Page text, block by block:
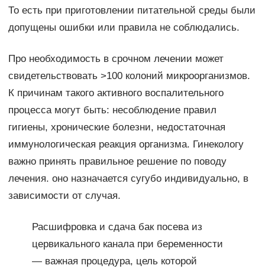
То есть при приготовлении питательной среды были
допущены ошибки или правила не соблюдались.
Про необходимость в срочном лечении может
свидетельствовать >100 колоний микроорганизмов.
К причинам такого активного воспалительного
процесса могут быть: несоблюдение правил
гигиены, хронические болезни, недостаточная
иммунологическая реакция организма. Гинекологу
важно принять правильное решение по поводу
лечения. оно назначается сугубо индивидуально, в
зависимости от случая.
Расшифровка и сдача бак посева из
цервикального канала при беременности
— важная процедура, цель которой